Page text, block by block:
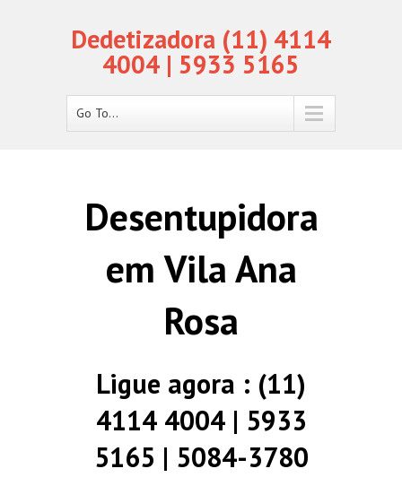
Dedetizadora (11) 4114
4004 | 5933 5165
Go To...
Desentupidora
em Vila Ana
Rosa
Ligue agora : (11)
4114 4004 | 5933
5165 | 5084-3780